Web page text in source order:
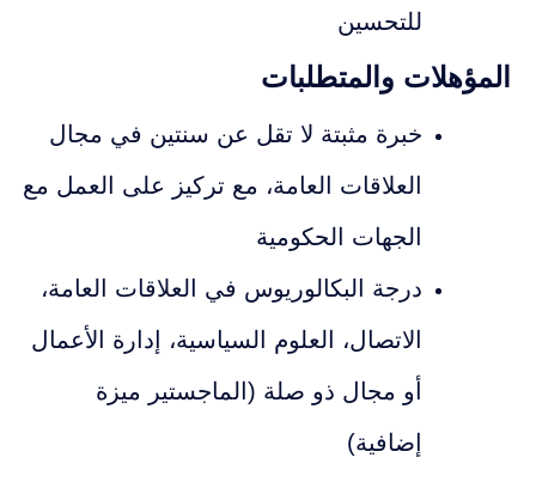
للتحسين
المؤهلات والمتطلبات
خبرة مثبتة لا تقل عن سنتين في مجال
العلاقات العامة، مع تركيز على العمل مع
الجهات الحكومية
درجة البكالوريوس في العلاقات العامة،
الاتصال، العلوم السياسية، إدارة الأعمال
أو مجال ذو صلة (الماجستير ميزة
إضافية)